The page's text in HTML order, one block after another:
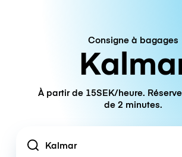
Consigne à bagages
À partir de 15SEK/heure.
de 2 minutes.
Location